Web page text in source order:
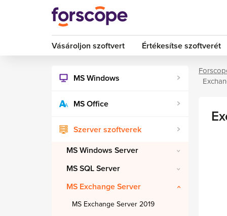
Vásároljon szoftvert Értékesítse szoftverét
MS Windows
MS Office
Szerver szoftverek
MS Windows Server
MS SQL Server
MS Exchange Server
MS Exchange Server 2019